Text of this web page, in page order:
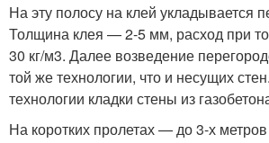
На эту полосу на клей укладывается
Толщина клея — 2-5 мм, расход при
30 кг/м3. Далее возведение
той же технологии, что и несущих
технологии кладки стены из
На коротких пролетах — до 3-х